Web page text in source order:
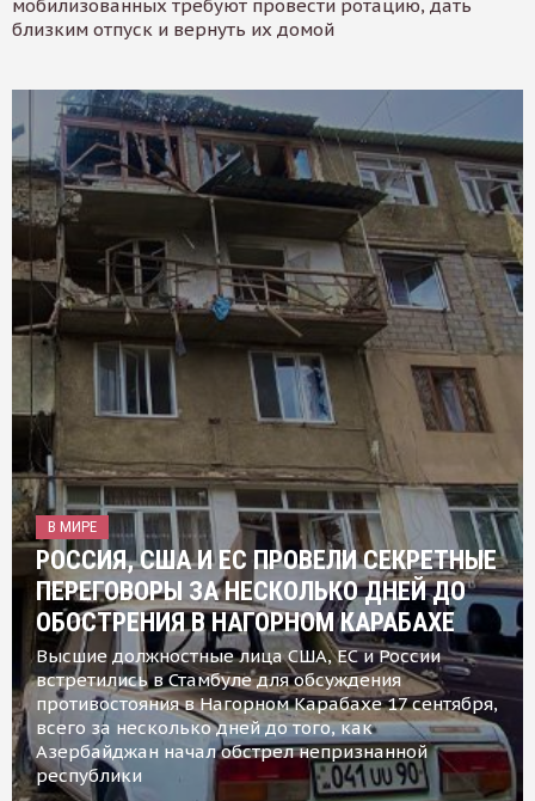
мобилизованных требуют провести ротацию, дать
близким отпуск и вернуть их домой
В МИРЕ
РОССИЯ, США И ЕС ПРОВЕЛИ СЕКРЕТНЫЕ
ПЕРЕГОВОРЫ ЗА НЕСКОЛЬКО ДНЕЙ ДО
ОБОСТРЕНИЯ В НАГОРНОМ КАРАБАХЕ
Высшие должностные лица США, ЕС и России
встретились в Стамбуле для обсуждения
противостояния в Нагорном Карабахе 17 сентября,
всего за несколько дней до того, как
Азербайджан начал обстрел непризнанной
республики